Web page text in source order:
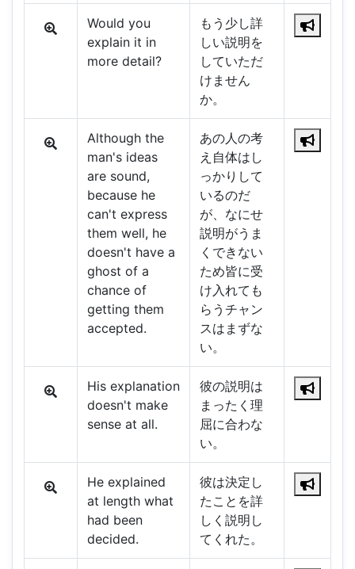
Would you
explain it in
more detail?
もう少し詳
しい説明を
していただ
けません
か。
Although the
man's ideas
are sound,
because he
can't express
them well, he
doesn't have a
ghost of a
chance of
getting them
accepted.
あの人の考
え自体はし
っかりして
いるのだ
が、なにせ
説明がうま
くできない
ため皆に受
け入れても
らうチャン
スはまずな
い。
His explanation
doesn't make
sense at all.
彼の説明は
まったく理
屈に合わな
い。
He explained
at length what
had been
decided.
彼は決定し
たことを詳
しく説明し
てくれた。